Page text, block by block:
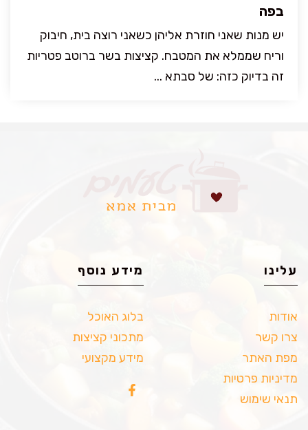
בפה
יש מנות שאני חוזרת אליהן כשאני רוצה בית, חיבוק
וריח שממלא את המטבח. קציצות בשר ברוטב פטריות
זה בדיוק כזה: של סבתא ...
עלינו
אודות
צרו קשר
מפת האתר
מדיניות פרטיות
תנאי שימוש
מידע נוסף
בלוג האוכל
מתכוני קציצות
מידע מקצועי